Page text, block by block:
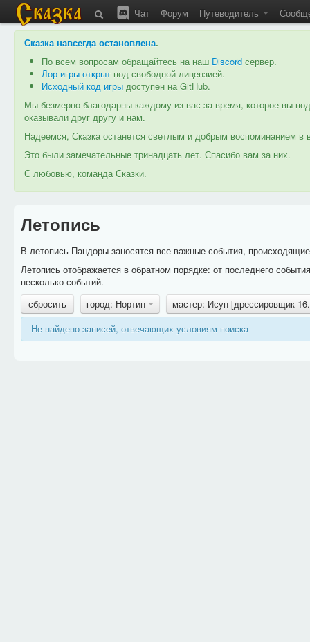
Чат Форум Путеводитель
Сказка навсегда остановлена.
По всем вопросам обращайтесь на наш Discord сервер.
Лор игры открыт под свободной лицензией.
Исходный код игры доступен на GitHub.
Мы безмерно благодарны каждому из вас за время, которое вы
оказывали друг другу и нам.
Надеемся, Сказка останется светлым и добрым воспоминанием
Это были замечательные тринадцать лет. Спасибо вам за них.
С любовью, команда Сказки.
Летопись
В летопись Пандоры заносятся все важные события,
Летопись отображается в обратном порядке: от последнего
несколько событий.
сбросить
город: Нортин
мастер: Исун [дрессировщик
Не найдено записей, отвечающих условиям поиска